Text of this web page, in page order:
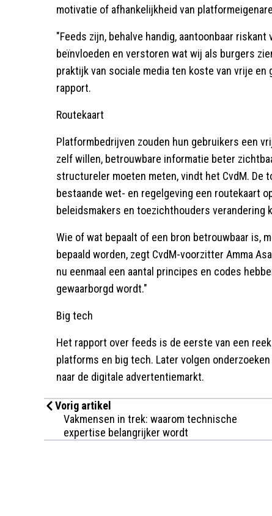
motivatie of afhankelijkheid van
"Feeds zijn, behalve handig, aantoonbaar
beïnvloeden en verstoren wat wij als burgers
praktijk van sociale media ten koste van vrije
rapport.
Routekaart
Platformbedrijven zouden hun gebruikers een
zelf willen, betrouwbare informatie beter
structureler moeten meten, vindt het CvdM. De
bestaande wet- en regelgeving een routekaart
beleidsmakers en toezichthouders verandering
Wie of wat bepaalt of een bron betrouwbaar is,
bepaald worden, zegt CvdM-voorzitter Amma
nu eenmaal een aantal principes en codes
gewaarborgd wordt."
Big tech
Het rapport over feeds is de eerste van een
platforms en big tech. Later volgen
naar de digitale advertentiemarkt.
Vorig artikel
Vakmensen in trek: waarom technische
expertise belangrijker wordt